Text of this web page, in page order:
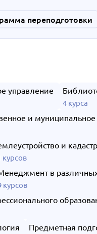
переподготовки
управление
4 курса
и
и кадастр
курсов
в
курсов
Предметная